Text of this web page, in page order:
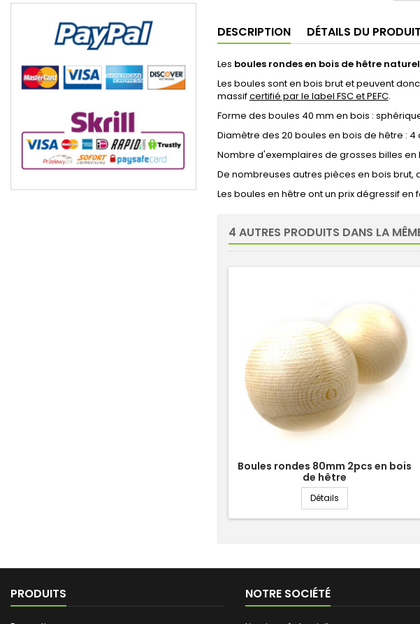
DESCRIPTION DÉTAILS DU PRODUIT
Les boules rondes en bois de hêtre naturel
Les boules sont en bois brut et peuvent
massifcertifié par le label FSC et PEFC.
Forme des boules 40 mm en bois :
Diamètre des 20 boules en bois de hêtre : 4
Nombre d'exemplaires de grosses billes en
De nombreuses autres pièces en bois
Les boules en hêtre ont un prix dégressif
4 AUTRES PRODUITS DANS LA
Boules rondes 80mm 2pcs en bois
de hêtre
Détails Boules rondes
PRODUITS NOTRE SOCIÉTÉ